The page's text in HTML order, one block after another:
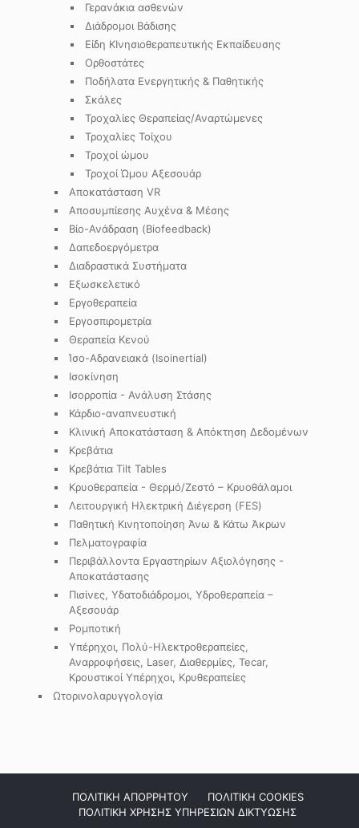
Γερανάκια ασθενών
Διάδρομοι Βάδισης
Είδη ΚΙνησιοθεραπευτικής Εκπαίδευσης
Ορθοστάτες
Ποδήλατα Ενεργητικής & Παθητικής
Σκάλες
Τροχαλίες Θεραπείας/Αναρτώμενες
Τροχαλίες Τοίχου
Τροχοί ώμου
Τροχοί Ώμου Αξεσουάρ
Αποκατάσταση VR
Αποσυμπίεσης Αυχένα & Μέσης
Βίο-Ανάδραση (Biofeedback)
Δαπεδοεργόμετρα
Διαδραστικά Συστήματα
Εξωσκελετικό
Εργοθεραπεία
Εργοσπιρομετρία
Θεραπεία Κενού
Ίσο-Αδρανειακά (Isoinertial)
Ισοκίνηση
Ισορροπία - Ανάλυση Στάσης
Κάρδιο-αναπνευστική
Κλινική Αποκατάσταση & Απόκτηση Δεδομένων
Κρεβάτια
Κρεβάτια Tilt Tables
Κρυοθεραπεία - Θερμό/Ζεστό – Κρυοθάλαμοι
Λειτουργική Ηλεκτρική Διέγερση (FES)
Παθητική Κινητοποίηση Άνω & Κάτω Άκρων
Πελματογραφία
Περιβάλλοντα Εργαστηρίων Αξιολόγησης -
Αποκατάστασης
Πισίνες, Υδατοδιάδρομοι, Υδροθεραπεία –
Αξεσουάρ
Ρομποτική
Υπέρηχοι, Πολύ-Ηλεκτροθεραπείες,
Αναρροφήσεις, Laser, Διαθερμίες, Tecar,
Κρουστικοί Υπέρηχοι, Κρυθεραπείες
Ωτορινολαρυγγολογία
ΠΟΛΙΤΙΚΗ ΑΠΟΡΡΗΤΟΥ
ΠΟΛΙΤΙΚΗ COOKIES
ΠΟΛΙΤΙΚΗ ΧΡΗΣΗΣ ΥΠΗΡΕΣΙΩΝ ΔΙΚΤΥΩΣΗΣ